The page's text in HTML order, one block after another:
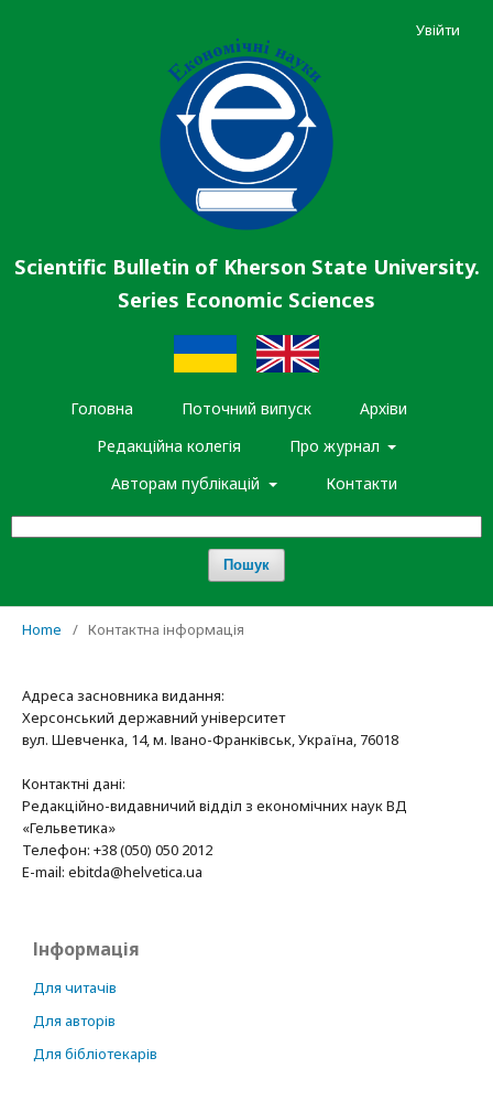
Scientific Bulletin of Kherson State University.
Series Economic Sciences
Головна Поточний випуск
Архіви
Редакційна колегія
Про журнал
Авторам публікацій
Контакти
Пошук
Увійти
Home / Контактна інформація
Адреса засновника видання:
Херсонський державний унiверситет
вул. Шевченка, 14, м. Івано-Франківськ, Україна, 76018
Контактні дані:
Редакційно-видавничий відділ з економічних наук ВД
«Гельветика»
Телефон: +38 (050) 050 2012
E-mail: ebitda@helvetica.ua
Інформація
Для читачів
Для авторів
Для бібліотекарів